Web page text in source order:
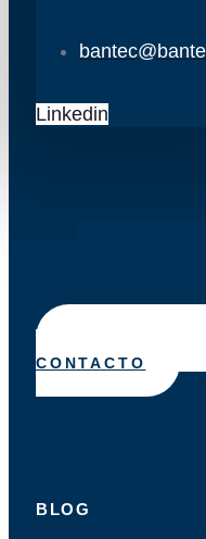
Linkedin
CONTACTO
BLOG